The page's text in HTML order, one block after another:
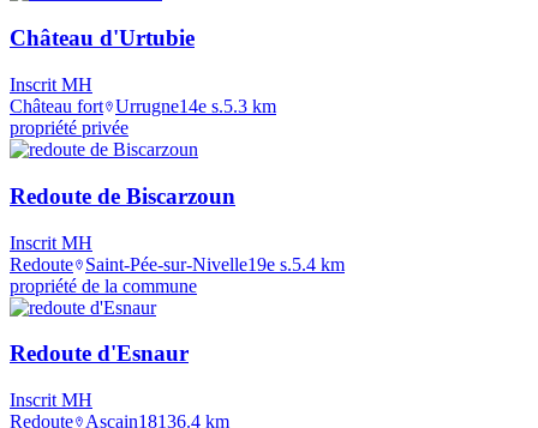
Château d'Urtubie
Inscrit MH
Château fort Urrugne14e s.5.3 km
propriété privée
Redoute de Biscarzoun
Inscrit MH
Redoute
Saint-Pée-sur-Nivelle19e s.5.4 km
propriété de la commune
Redoute d'Esnaur
Inscrit MH
Redoute
Ascain18136.4 km